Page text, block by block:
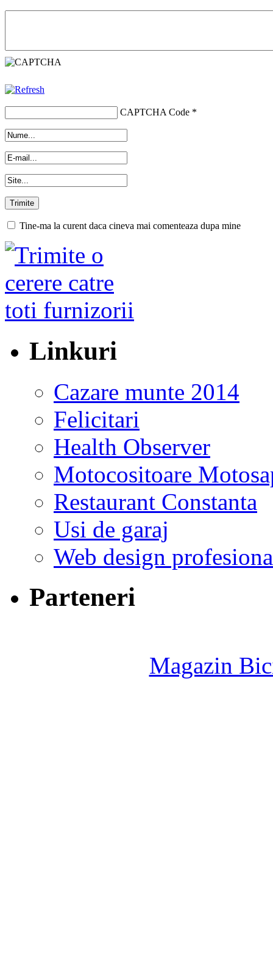
CAPTCHA Code *
Tine-ma la curent daca cineva mai comenteaza dupa mine
Linkuri
Cazare munte 2014
Felicitari
Health Observer
Motocositoare
Restaurant Constanta
Usi de garaj
Web design
Parteneri
Magazin